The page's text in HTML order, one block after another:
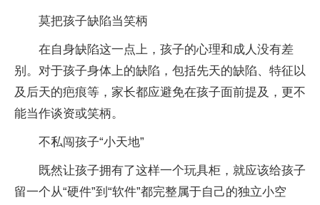
莫把孩子缺陷当笑柄
在自身缺陷这一点上，孩子的心理和成人没有差
别。对于孩子身体上的缺陷，包括先天的缺陷、特征以
及后天的疤痕等，家长都应避免在孩子面前提及，更不
能当作谈资或笑柄。
不私闯孩子“小天地”
既然让孩子拥有了这样一个玩具柜，就应该给孩子
留一个从“硬件”到“软件”都完整属于自己的独立小空